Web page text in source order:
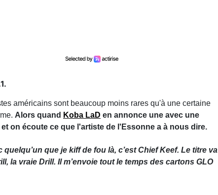
américains sont beaucoup moins rares qu'à une certaine
Alors quand Koba LaD en annonce une avec une
on écoute ce que l'artiste de l'Essonne a à nous dire.
que je kiff de fou là, c’est Chief Keef. Le titre va
la vraie Drill. Il m’envoie tout le temps des cartons GLO